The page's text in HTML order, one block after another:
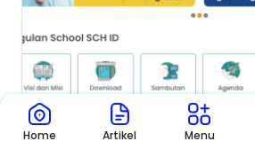
Home Artikel Menu